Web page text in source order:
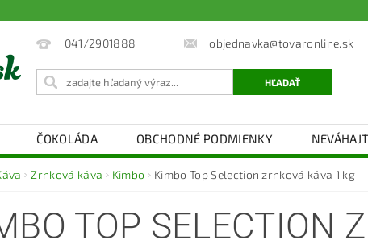
041/2901888 objednavka@tovaronline.sk
ČOKOLÁDA OBCHODNÉ PODMIENKY
Zrnková káva Kimbo Kimbo Top Selection zrnková káva 1 kg
TOP SELECTION